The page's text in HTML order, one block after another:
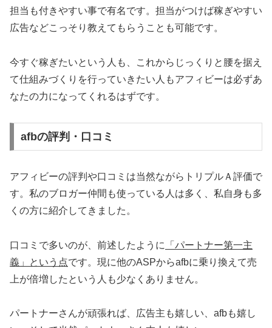
担当も付きやすい事で有名です。担当がつけば稼ぎやすい
広告などこっそり教えてもらうことも可能です。
今すぐ稼ぎたいという人も、これからじっくりと腰を据え
て仕組みづくりを行っていきたい人もアフィビーは必ずあ
なたの力になってくれるはずです。
afbの評判・口コミ
アフィビーの評判や口コミは当然ながらトリプルＡ評価で
す。私のブロガー仲間も使っている人は多く、私自身も多
くの方に紹介してきました。
口コミで多いのが、前述したように
「パートナー第一主
義」という点です。現に他のASPからafbに乗り換えて売
上が倍増したという人も少なくありません。
パートナーさんが頑張れば、広告主も嬉しい、afbも嬉し